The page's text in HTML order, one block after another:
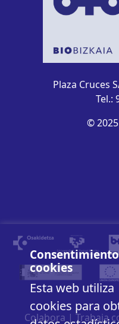
Plaza Cruces
Tel.:
©
Consentimiento
cookies
Esta web utiliza
cookies para
Colabora | Trabaja